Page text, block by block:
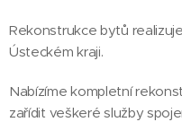
Rekonstrukce bytů
Ústeckém kraji.
Nabízíme kompletní
zařídit veškeré služby